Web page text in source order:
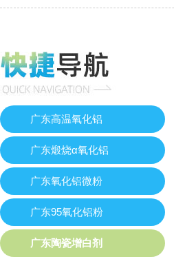
广东高温氧化铝
广东煅烧α氧化铝
广东氧化铝微粉
广东95氧化铝粉
广东陶瓷增白剂